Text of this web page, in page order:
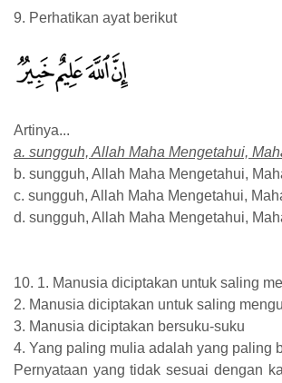
9. Perhatikan ayat berikut
Artinya...
a. sungguh, Allah Maha Mengetahui,
b. sungguh, Allah Maha Mengetahui,
c. sungguh, Allah Maha Mengetahui,
d. sungguh, Allah Maha Mengetahui,
10. 1. Manusia diciptakan untuk saling
2. Manusia diciptakan untuk saling
3. Manusia diciptakan bersuku-suku
4. Yang paling mulia adalah yang paling
Pernyataan yang tidak sesuai dengan